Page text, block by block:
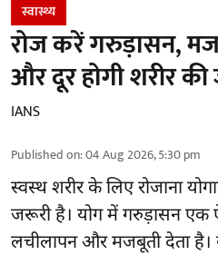
स्वास्थ्य
रोज करें गरुड़ासन,
और दूर होगी शरीर
IANS
Published on:04 Aug 2026, 5:30 pm
स्वस्थ शरीर के लिए रोजाना
जरूरी है। योगमें गरुड़ासन एक
लचीलापन और मजबूती देता है।